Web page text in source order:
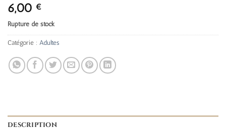
6,00 €
Rupture de stock
Catégorie : Adultes
DESCRIPTION